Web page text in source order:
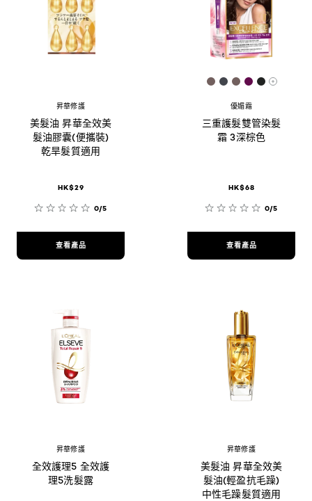
昇華修護
美髮油 昇華全效美
髮油膠囊(便攜裝)
乾旱髮質適用
HK$29
0/5
查看產品
[Color]: #72605E
[Color]:
[Color]:
[Color]:
[Color]:
More
優媚霜
三重護髮雙管染髮
霜 3深棕色
HK$68
0/5
查看產品
昇華修護
全效護理5 全效護
理5洗髮露
昇華修護
美髮油 昇華全效美
髮油(輕盈抗毛躁)
中性毛躁髮質適用